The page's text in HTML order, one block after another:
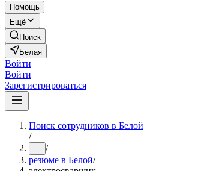
Помощь
Ещё
Поиск
Белая
Войти
Войти
Зарегистрироваться
Поиск сотрудников в Белой
/
... /
резюме в Белой/